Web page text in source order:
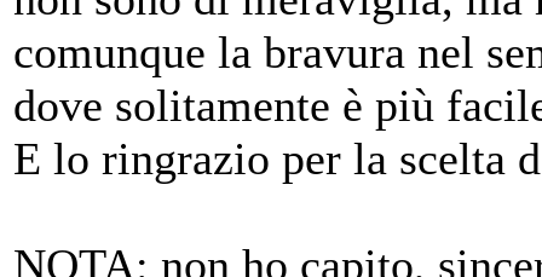
comunque la bravura nel
dove solitamente è più
E lo ringrazio per la scelta
NOTA: non ho capito,